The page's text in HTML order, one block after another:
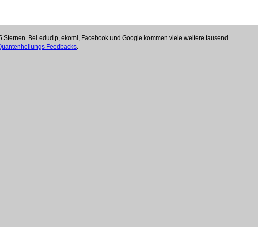
Bei edudip, ekomi, Facebook und Google kommen viele weitere tausend
Feedbacks.